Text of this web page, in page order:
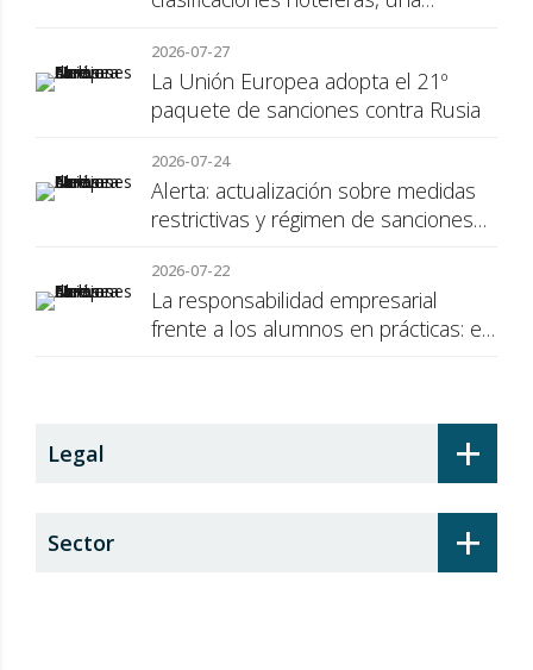
consumidor
2026-07-27
La Unión Europea adopta el 21º
paquete de sanciones contra Rusia
2026-07-24
Alerta: actualización sobre medidas
restrictivas y régimen de sanciones
2026-07-22
La responsabilidad empresarial
frente a los alumnos en prácticas: el
+
Legal
+
Sector